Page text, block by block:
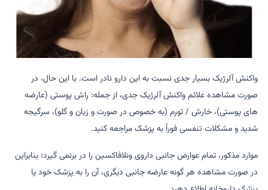
واکنش آلرژیک بسیار جدی نسبت به این دارو نادر است. با این حال، در
صورت مشاهده علائم واکنش آلرژیک جدی، از جمله: راش پوستی (عارضه
های پوستی)، خارش / تورم (به خصوص در صورت و زبان و گلو)، سرگیجه
شدید و مشکلات تنفسی فوراً به پزشک مراجعه کنید.
موارد مذکور، تمام عوارض جانبی داروی ونلافاکسین را در برنمی گیرد؛ بنابراین
در صورت مشاهده هر گونه عارضه جانبی دیگری، آن را به پزشک خود یا